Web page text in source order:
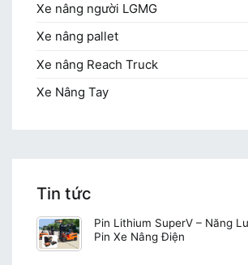
Xe nâng người LGMG
Xe nâng pallet
Xe nâng Reach Truck
Xe Nâng Tay
Tin tức
Pin Lithium SuperV – Năng
Pin Xe Nâng Điện